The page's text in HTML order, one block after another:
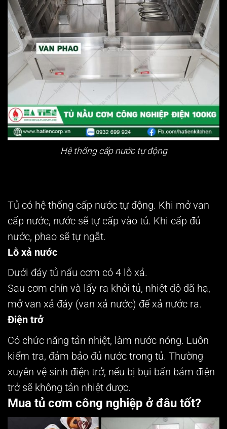
Hệ thống cấp nước tự động
Tủ có hệ thống cấp nước tự động. Khi mở van
cấp nước, nước sẽ tự cấp vào tủ. Khi cấp đủ
nước, phao sẽ tự ngắt.
Lỗ xả nước
Dưới đáy tủ nấu cơm có 4 lỗ xả.
Sau cơm chín và lấy ra khỏi tủ, nhiệt độ đã hạ,
mở van xả đáy (van xả nước) để xả nước ra.
Điện trở
Có chức năng tản nhiệt, làm nước nóng. Luôn
kiểm tra, đảm bảo đủ nước trong tủ. Thường
xuyên vệ sinh điện trở, nếu bị bụi bẩn bám điện
trở sẽ không tản nhiệt được.
Mua tủ cơm công nghiệp ở đâu tốt?